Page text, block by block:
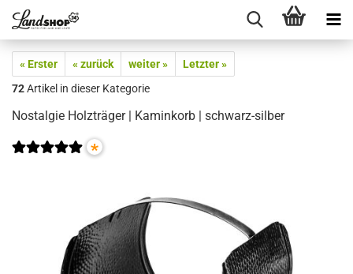
« Erster « zurück weiter »
Letzter »
72Artikel in dieser Kategorie
Nostalgie Holzträger | Kaminkorb | schwarz-silber
*